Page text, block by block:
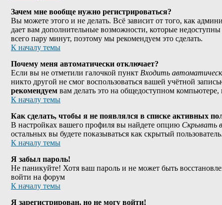
Зачем мне вообще нужно регистрироваться?
Вы можете этого и не делать. Всё зависит от того, как
дает вам дополнительные возможности, которые
всего пару минут, поэтому мы рекомендуем это сделать.
К началу темы
Почему меня автоматически отключает?
Если вы не отметили галочкой пункт Входить
никто другой не смог воспользоваться вашей учётной
рекомендуем вам делать это на общедоступном
К началу темы
Как сделать, чтобы я не появлялся в списке активных
В настройках вашего профиля вы найдете опцию Скрывать
остальных вы будете показываться как скрытый
К началу темы
Я забыл пароль!
Не паникуйте! Хотя ваш пароль и не может быть
войти на форум
К началу темы
Я зарегистрирован, но не могу войти!